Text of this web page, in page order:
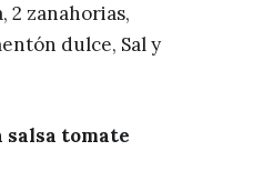
2 zanahorias,
dulce, Sal y
salsa tomate